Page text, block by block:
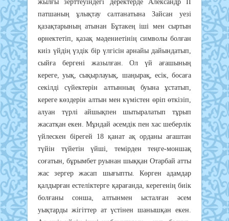
жылғы зерттеуіндегі деректерде Александр ІІ
патшаның ұлықтау салтанатына Зайсан уезі
қазақтарының атынан Бұтакең іші мен сыртын
өрнектетіп, қазақ мәдениетінің символы болған
киіз үйдің үздік бір үлгісін арнайы дайындатып,
сыйға бергені жазылған. Ол үй ағашының
кереге, уық, сықырлауық, шаңырақ, есік, босаға
секілді сүйектерін алтынның буына ұстатып,
кереге көздерін алтын мен күмістен өріп өткізіп,
алуан түрлі айшықпен шытыралатып тұрып
жасатқан екен. Мұндай әсемдік пен хас шеберлік
үйлескен бірегей 18 қанат ақ орданы ағаштан
түйін түйетін үйші, темірден теңге-моншақ
соғатын, бұрымбет руынан шыққан Отарбай атты
жас зергер жасап шығыпты. Көрген адамдар
қалдырған естеліктерге қарағанда, керегенің биік
болғаны сонша, алтынмен ысталған әсем
уықтарды жігіттер ат үстінен шанышқан екен.